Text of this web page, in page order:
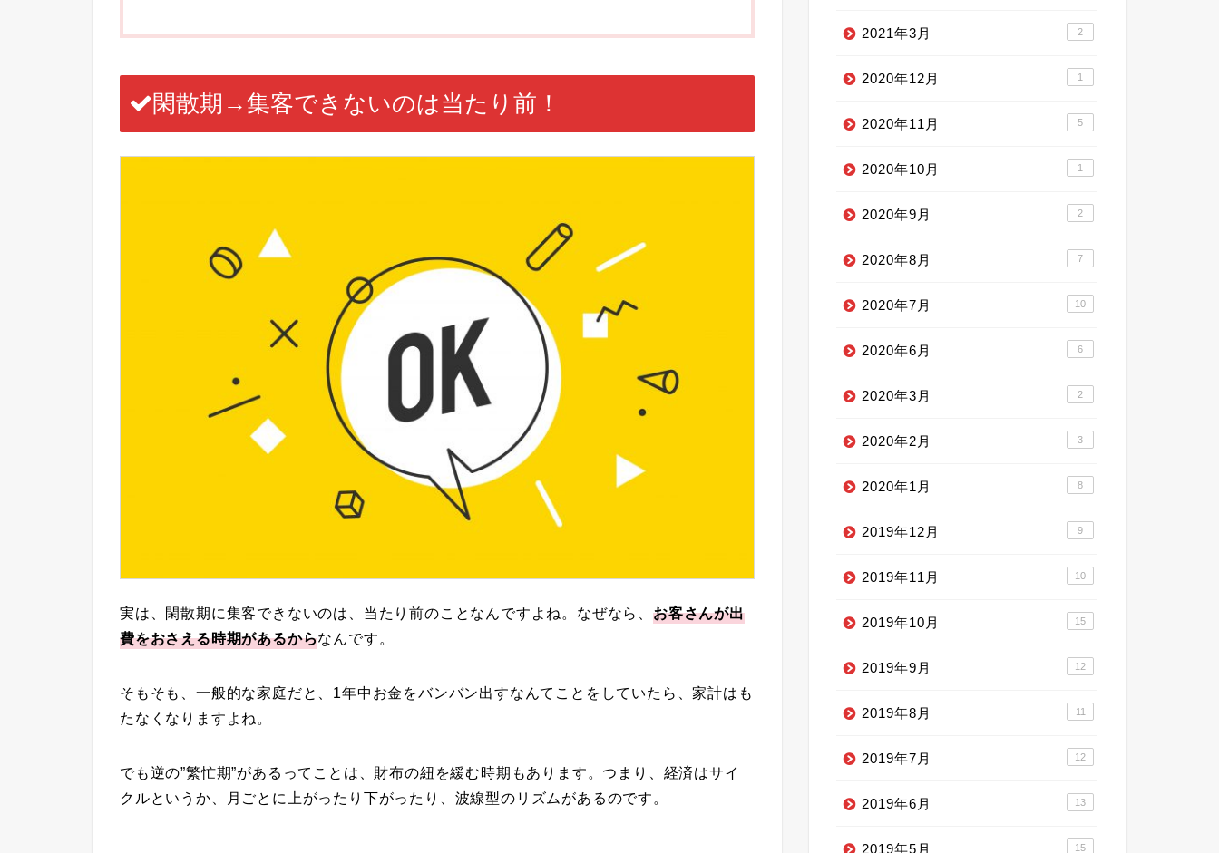
閑散期→集客できないのは当たり前！
実は、閑散期に集客できないのは、当たり前のことなんですよね。なぜなら、 お客さんが出
費をおさえる時期があるからなんです。
そもそも、一般的な家庭だと、1年中お金をバンバン出すなんてことをしていたら、家計はも
たなくなりますよね。
でも逆の”繁忙期”があるってことは、財布の紐を緩む時期もあります。つまり、経済はサイ
クルというか、月ごとに上がったり下がったり、波線型のリズムがあるのです。
2021年3月 2
2020年12月 1
2020年11月 5
2020年10月 1
2020年9月 2
2020年8月 7
2020年7月 10
2020年6月 6
2020年3月 2
2020年2月 3
2020年1月 8
2019年12月 9
2019年11月 10
2019年10月 15
2019年9月 12
2019年8月 11
2019年7月 12
2019年6月 13
2019年5月 15